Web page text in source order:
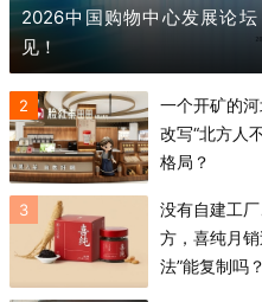
2026中国购物中心发展论
见！
2
一个开矿的
改写“北方人
格局？
3
没有自建工
方，喜纯月
法”能复制吗？